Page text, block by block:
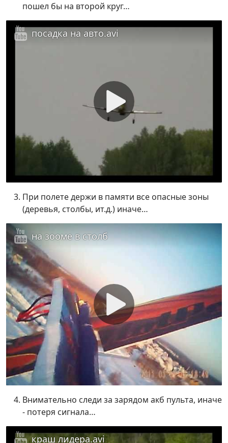
пошел бы на второй круг…
посадка на авто.avi
При полете держи в памяти все опасные зоны
(деревья, столбы, ит.д.) иначе…
на зооме в столб
Внимательно следи за зарядом акб пульта, иначе
- потеря сигнала…
краш лидера.avi